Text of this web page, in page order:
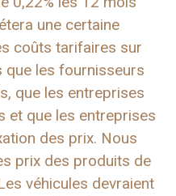
une certaine
coûts tarifaires sur
les fournisseurs
que les entreprises
et que les entreprises
des prix. Nous
prix des produits de
véhicules devraient